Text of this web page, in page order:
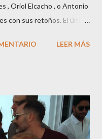
, Oriol Elcacho , o Antonio
con sus retoños. El último
más de una semana. El top
Marta ha sido toda una
de embarazo tuvo que
llamado
LEER MÁS